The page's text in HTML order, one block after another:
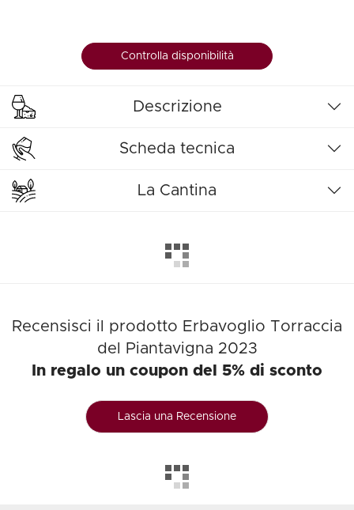
Controlla disponibilità
Descrizione
Scheda tecnica
La Cantina
Recensisci il prodotto Erbavoglio Torraccia
del Piantavigna 2023
In regalo un coupon del 5% di sconto
Lascia una Recensione